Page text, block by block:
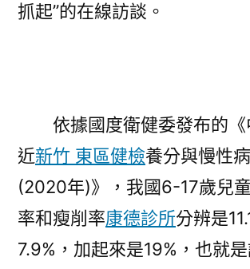
抓起”的在線訪談。
依據國度衛健委發布的《
近新竹 東區健檢養分與慢性
(2020年)》，我國6-17歲兒
率和瘦削率康德診所分辨是
7.9%，加起來是19%，也就